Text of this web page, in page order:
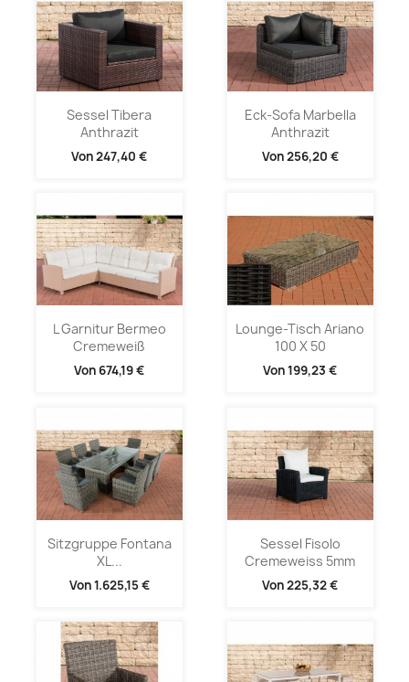
Sessel Tibera
Anthrazit
Von247,40 €
Eck-Sofa Marbella
Anthrazit
Von256,20 €
L Garnitur Bermeo
Cremeweiß
Von 674,19 €
Lounge-Tisch Ariano
100 X 50
Von199,23 €
Sitzgruppe Fontana
XL...
Von1.625,15 €
Sessel Fisolo
Cremeweiss 5mm
Von225,32 €